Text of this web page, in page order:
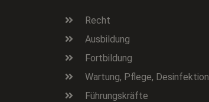
Recht
Ausbildung
Fortbildung
Wartung, Pflege, Desinfektion
Führungskräfte